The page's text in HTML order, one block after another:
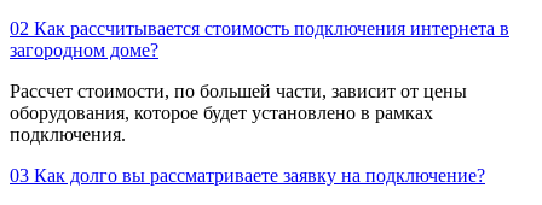
02 Как рассчитывается стоимость подключения интернета в
загородном доме?
Рассчет стоимости, по большей части, зависит от цены
оборудования, которое будет установлено в рамках
подключения.
03 Как долго вы рассматриваете заявку на подключение?